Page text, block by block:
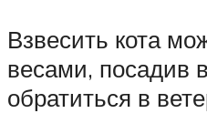
Взвесить кота
весами, посадив
обратиться в